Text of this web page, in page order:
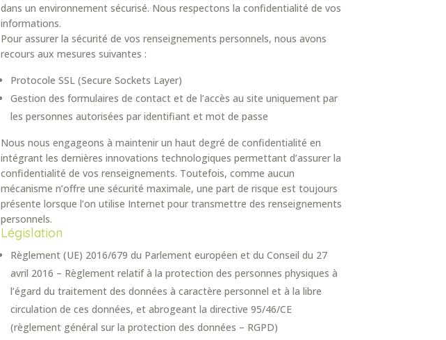
dans un environnement sécurisé. Nous respectons la confidentialité de vos
informations.
Pour assurer la sécurité de vos renseignements personnels, nous avons
recours aux mesures suivantes :
Protocole SSL (Secure Sockets Layer)
Gestion des formulaires de contact et de l’accès au site uniquement par
les personnes autorisées par identifiant et mot de passe
Nous nous engageons à maintenir un haut degré de confidentialité en
intégrant les dernières innovations technologiques permettant d’assurer la
confidentialité de vos renseignements. Toutefois, comme aucun
mécanisme n’offre une sécurité maximale, une part de risque est toujours
présente lorsque l’on utilise Internet pour transmettre des renseignements
personnels.
Législation
Règlement (UE) 2016/679 du Parlement européen et du Conseil du 27
avril 2016 – Règlement relatif à la protection des personnes physiques à
l’égard du traitement des données à caractère personnel et à la libre
circulation de ces données, et abrogeant la directive 95/46/CE
(règlement général sur la protection des données – RGPD)